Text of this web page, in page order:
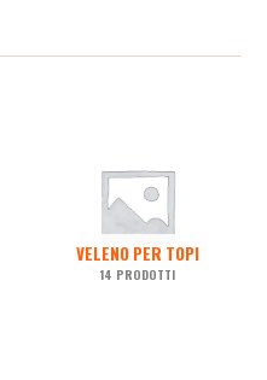
VELENO PER TOPI
14 PRODOTTI